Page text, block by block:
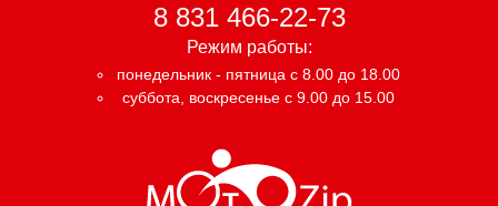
8 831 466-22-73
Режим работы:
понедельник - пятница с 8.00 до 18.00
суббота, воскресенье с 9.00 до 15.00